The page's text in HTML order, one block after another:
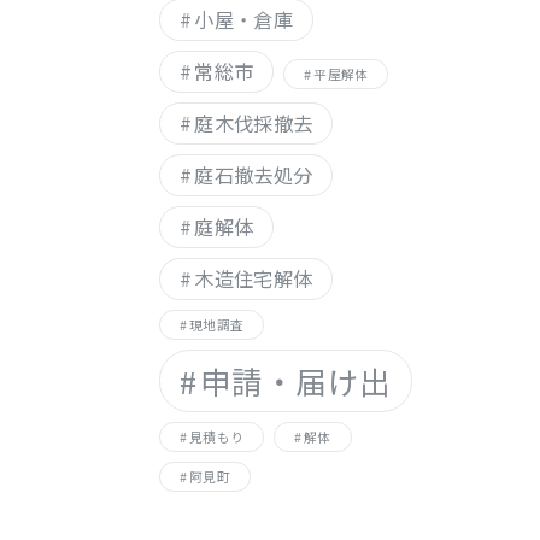
小屋・倉庫
常総市
平屋解体
庭木伐採撤去
庭石撤去処分
庭解体
木造住宅解体
現地調査
申請・届け出
見積もり 解体
阿見町